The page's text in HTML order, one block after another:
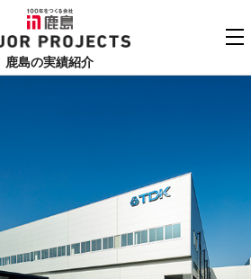
鹿島
PROJECTS
鹿島の実績紹介
竣工年でさがす
地域でさがす